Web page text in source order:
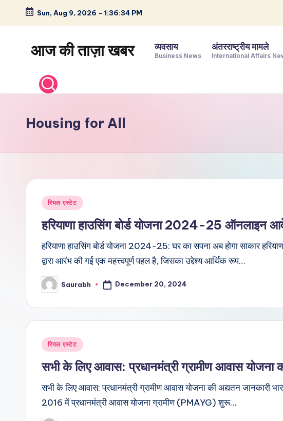
Skip
content
Sun, Aug 9, 2026 - 1:36:34 PM
आज की ताज़ा खबर
–
और
विश्व
व्यवसाय
Business News
अंतरराष्ट्रीय मामले
International Affairs
Housing for All
Posted
रियल एस्टेट
हरियाणा हाउसिंग बोर्ड योजना 2024-25 ऑनलाइन
हरियाणा हाउसिंग बोर्ड योजना 2024-25: घर का सपना अब होगा साकार
द्वारा आरंभ की गई एक महत्त्वपूर्ण पहल है, जिसका उद्देश्य आर्थिक रूप…
Posted
by
Saurabh December 20, 2024
Posted
रियल एस्टेट
सभी के लिए आवास: प्रधानमंत्री ग्रामीण आवास योजना
सभी के लिए आवास: प्रधानमंत्री ग्रामीण आवास योजना की अद्यतन जानकारी
2016 में प्रधानमंत्री आवास योजना ग्रामीण (PMAYG) शुरू…